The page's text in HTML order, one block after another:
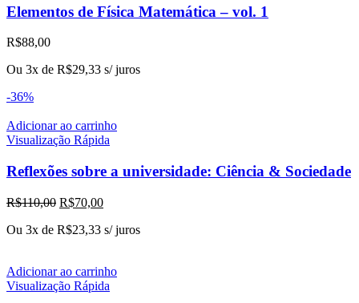
Elementos de Física Matemática – vol. 1
R$88,00
Ou 3x de R$29,33 s/ juros
-36%
Adicionar ao carrinho
Visualização Rápida
Reflexões sobre a universidade: Ciência & Sociedade
R$110,00 O
original
R$70,00O
atual
Ou 3x de R$23,33 s/ juros
Adicionar ao carrinho
Visualização Rápida